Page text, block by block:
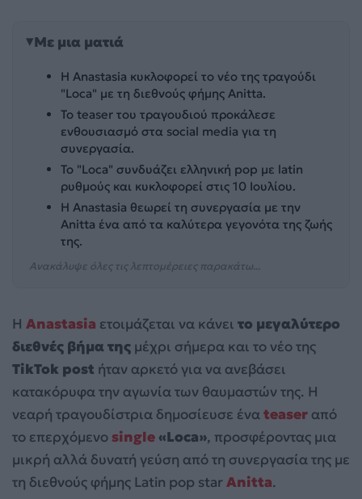
Με μια ματιά
Η Anastasia κυκλοφορεί το νέο της τραγούδι
"Loca" με τη διεθνούς φήμης Anitta.
Το teaser του τραγουδιού προκάλεσε
ενθουσιασμό στα social media για τη
συνεργασία.
Το "Loca" συνδυάζει ελληνική pop με latin
ρυθμούς και κυκλοφορεί στις 10 Ιουλίου.
Η Anastasia θεωρεί τη συνεργασία με την
Anitta ένα από τα καλύτερα γεγονότα της ζωής
της.
Ανακάλυψε όλες τις λεπτομέρειες παρακάτω...
Η Anastasia ετοιμάζεται να κάνει το μεγαλύτερο
διεθνές βήμα της μέχρι σήμερα και το νέο της
TikTok post ήταν αρκετό για να ανεβάσει
κατακόρυφα την αγωνία των θαυμαστών της. Η
νεαρή τραγουδίστρια δημοσίευσε έναteaser από
το επερχόμενο single«Loca», προσφέροντας μια
μικρή αλλά δυνατή γεύση από τη συνεργασία της με
τη διεθνούς φήμης Latin pop starAnitta.